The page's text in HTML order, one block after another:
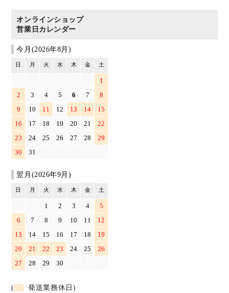
オンラインショップ
営業日カレンダー
今月(2026年8月)
日 月 火 水 木 金 土
1
2
3 4 5 6 7
8
9
10 11 12 13 14
15
16
17 18 19 20 21
22
23
24 25 26 27 28
29
30
31
翌月(2026年9月)
日 月 火 水 木 金 土
1 2 3 4
5
6
7 8 9 10 11
12
13
14 15 16 17 18
19
20
21 22 23 24 25
26
27
28 29 30
( 発送業務休日)